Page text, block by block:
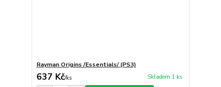
Rayman Origins /Essentials/ (PS3)
637 Kč/ks Skladem 1 ks